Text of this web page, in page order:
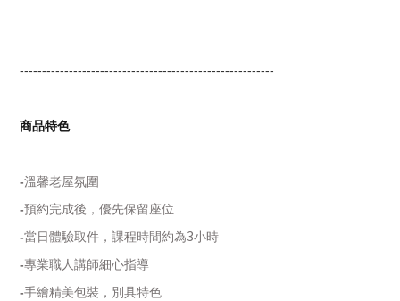
---------------------------------------------------------
商品特色
-溫馨老屋氛圍
-預約完成後，優先保留座位
-當日體驗取件，課程時間約為3小時
-專業職人講師細心指導
-手繪精美包裝，別具特色